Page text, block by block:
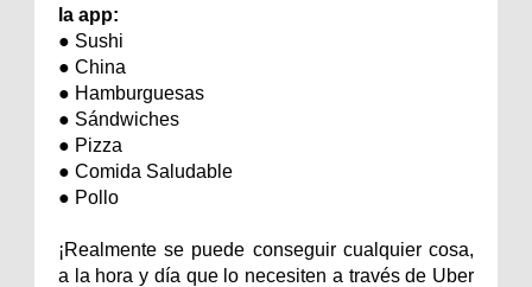
la app:
● Sushi
● China
● Hamburguesas
● Sándwiches
● Pizza
● Comida Saludable
● Pollo
¡Realmente se puede conseguir cualquier cosa,
a la hora y día que lo necesiten a través de Uber